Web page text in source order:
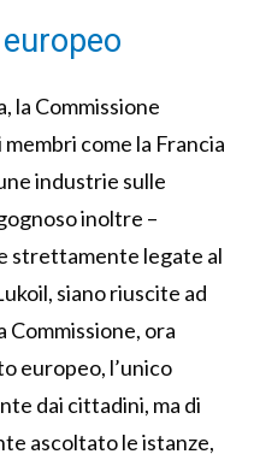
la Commissione
come la Francia
industrie sulle
inoltre –
strettamente legate al
siano riuscite ad
Commissione, ora
europeo, l’unico
dai cittadini, ma di
ascoltato le istanze,